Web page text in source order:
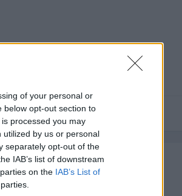
of your personal or
below opt-out section to
processed you may
by us or personal
separately opt-out of the
IAB’s list of downstream
on the IAB’s List of